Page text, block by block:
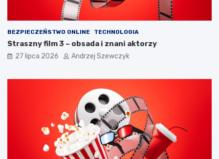
BEZPIECZEŃSTWO ONLINE TECHNOLOGIA
Straszny film 3 – obsada i znani aktorzy
27 lipca 2026 Andrzej Szewczyk